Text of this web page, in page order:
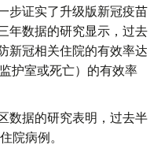
步证实了升级版新冠疫苗
年数据的研究显示，过去
新冠相关住院的有效率达
护室或死亡）的有效率
数据的研究表明，过去半
院病例。